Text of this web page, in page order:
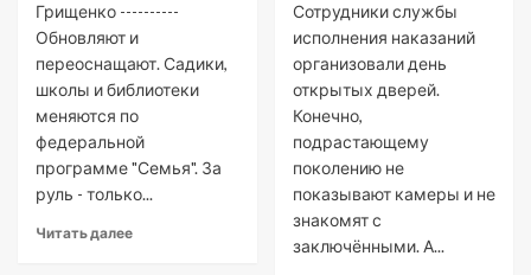
Грищенко ----------
Обновляют и
переоснащают. Садики,
школы и библиотеки
меняются по
федеральной
программе "Семья". За
руль - только...
Читать далее
Сотрудники службы
исполнения наказаний
организовали день
открытых дверей.
Конечно,
подрастающему
поколению не
показывают камеры и не
знакомят с
заключёнными. А...